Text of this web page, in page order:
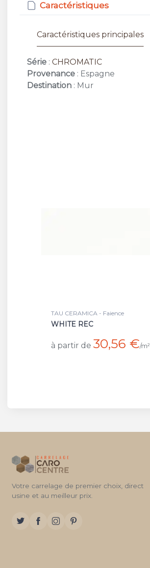
Caractéristiques
Caractéristiques principales
Série : CHROMATIC
Provenance : Espagne
Destination : Mur
TAU CERAMICA - Faience
WHITE REC
à partir de 30,56 €/m²
Votre carrelage de premier choix, direct
usine et au meilleur prix.